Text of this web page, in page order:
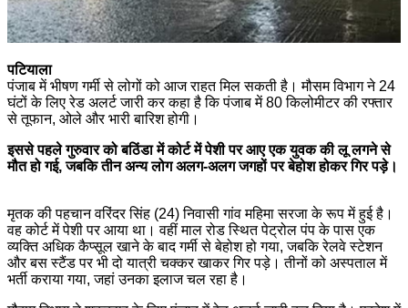
पटियाला
पंजाब में भीषण गर्मी से लोगों को आज राहत मिल सकती है। मौसम विभाग ने 24
घंटों के लिए रेड अलर्ट जारी कर कहा है कि पंजाब में 80 किलोमीटर की रफ्तार
से तूफान, ओले और भारी बारिश होगी।
इससे पहले गुरुवार को बठिंडा में कोर्ट में पेशी पर आए एक युवक की लू लगने से
मौत हो गई, जबकि तीन अन्य लोग अलग-अलग जगहों पर बेहोश होकर गिर पड़े।
मृतक की पहचान वरिंदर सिंह (24) निवासी गांव महिमा सरजा के रूप में हुई है।
वह कोर्ट में पेशी पर आया था। वहीं माल रोड स्थित पेट्रोल पंप के पास एक
व्यक्ति अधिक कैप्सूल खाने के बाद गर्मी से बेहोश हो गया, जबकि रेलवे स्टेशन
और बस स्टैंड पर भी दो यात्री चक्कर खाकर गिर पड़े। तीनों को अस्पताल में
भर्ती कराया गया, जहां उनका इलाज चल रहा है।